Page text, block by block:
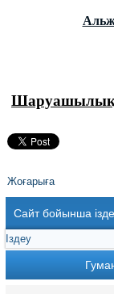
Шаруашылық
Жоғарыға
Сайт бойынша